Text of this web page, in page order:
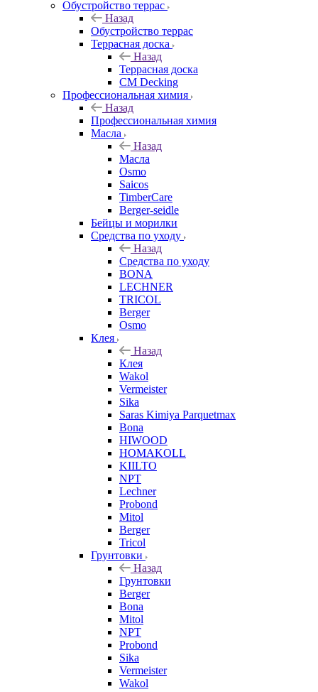
Обустройство террас
Назад
Обустройство террас
Террасная доска
Назад
Террасная доска
CM Decking
Профессиональная химия
Назад
Профессиональная химия
Масла
Назад
Масла
Osmo
Saicos
TimberCare
Berger-seidle
Бейцы и морилки
Средства по уходу
Назад
Средства по уходу
BONA
LECHNER
TRICOL
Berger
Osmo
Клея
Назад
Клея
Wakol
Vermeister
Sika
Saras Kimiya Parquetmax
Bona
HIWOOD
HOMAKOLL
KIILTO
NPT
Lechner
Probond
Mitol
Berger
Tricol
Грунтовки
Назад
Грунтовки
Berger
Bona
Mitol
NPT
Probond
Sika
Vermeister
Wakol